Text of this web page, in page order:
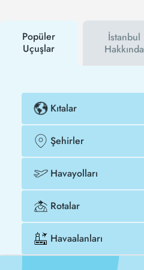
satın alabilirsiniz.
Popüler
Uçuşlar
İstanbul
Hakkında
Kıtalar
Şehirler
Havayolları
Rotalar
Havaalanları